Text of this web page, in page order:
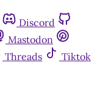
Discord
Mastodon
Threads
Tiktok